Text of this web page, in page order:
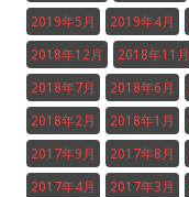
2019年5月 2019年4月
2018年12月 2018年11月
2018年7月 2018年6月
2018年2月 2018年1月
2017年9月 2017年8月
2017年4月 2017年3月